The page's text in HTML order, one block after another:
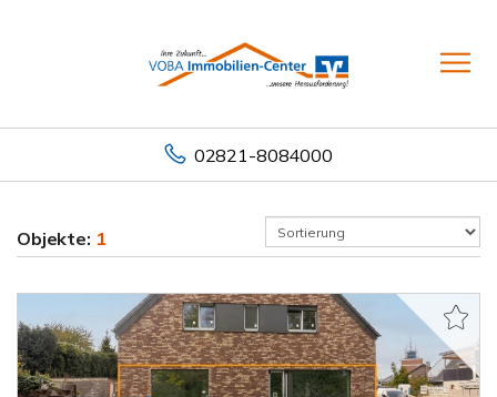
02821-8084000
Objekte: 1